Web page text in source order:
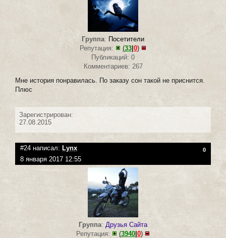
Группа: Посетители
Репутация:
(33 0)
Публикаций: 0
Комментариев: 267
Мне история понравилась. По заказу сон такой не приснится.
Плюс
Зарегистрирован:
27.08.2015
#24 написал: Lynx 0
8 января 2017 12:55
Группа: Друзья Сайта
Репутация:
(3940|0)